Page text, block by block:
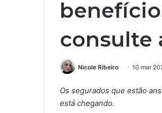
consulte
Nicole Ribeiro 10 mar
Os segurados que estão
está chegando.